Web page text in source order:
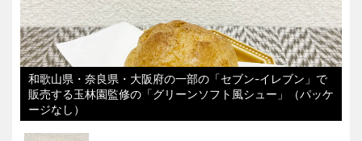
和歌山県・奈良県・大阪府の一部の「セブン-イレブン」で
販売する玉林園監修の「グリーンソフト風シュー」（パッケ
ージなし）